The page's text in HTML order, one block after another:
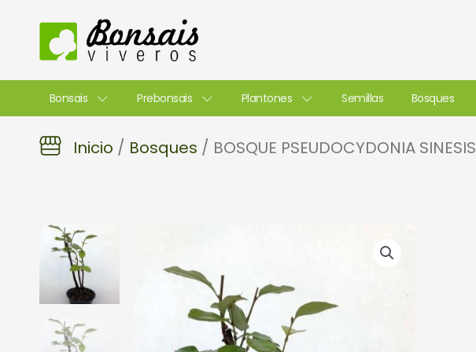
contenido
Bonsais Prebonsais Plantones Semillas Bosques
Inicio / Bosques / BOSQUE PSEUDOCYDONIA SINESIS